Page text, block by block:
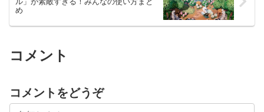
め
コメント
コメントをどうぞ